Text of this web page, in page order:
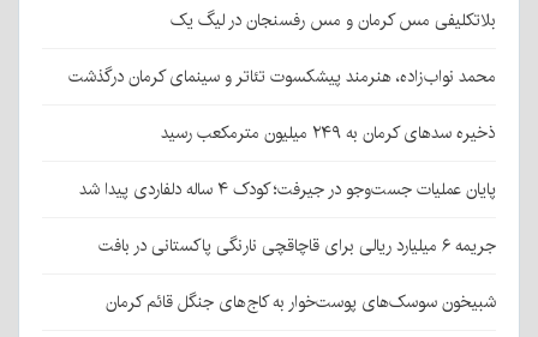
بلاتکلیفی مس کرمان و مس رفسنجان در لیگ یک
محمد نواب‌زاده، هنرمند پیشکسوت تئاتر و سینمای کرمان درگذشت
ذخیره سدهای کرمان به ۲۴۹ میلیون مترمکعب رسید
پایان عملیات جست‌وجو در جیرفت؛ کودک ۴ ساله دلفاردی پیدا شد
جریمه ۶ میلیارد ریالی برای قاچاقچی نارنگی پاکستانی در بافت
شبیخون سوسک‌های پوست‌خوار به کاج‌های جنگل قائم کرمان